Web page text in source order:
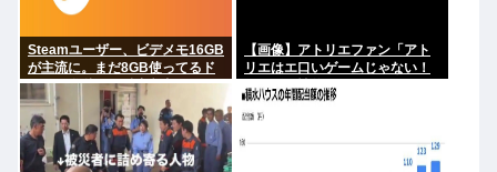
Steamユーザー、ビデメモ16GB
が主流に。まだ8GB使ってるド
アホの嫌儲民は反省文書いて
ね。
【画像】アトリエファン「アト
リエはエ口いゲームじゃない！
ライザを性的な目で見てる奴は
にわか！」